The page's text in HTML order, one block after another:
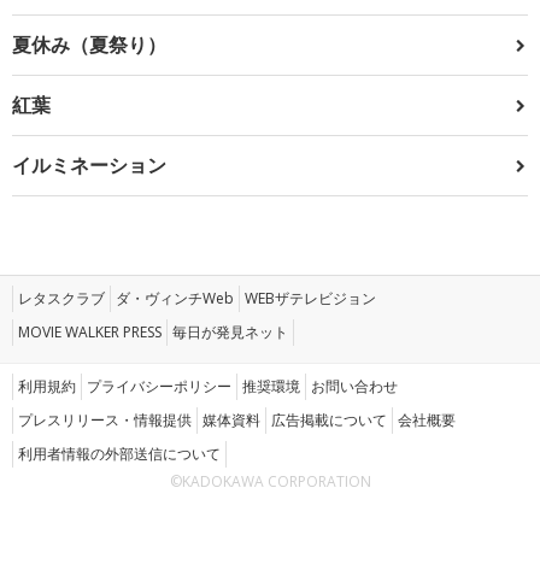
夏休み（夏祭り）
紅葉
イルミネーション
レタスクラブ ダ・ヴィンチWeb WEBザテレビジョン
MOVIE WALKER PRESS 毎日が発見ネット
利用規約 プライバシーポリシー 推奨環境 お問い合わせ
プレスリリース・情報提供 媒体資料 広告掲載について 会社概要
利用者情報の外部送信について
©KADOKAWA CORPORATION